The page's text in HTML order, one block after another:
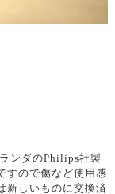
ンダのPhilips社製
すので傷など使用感
新しいものに交換済